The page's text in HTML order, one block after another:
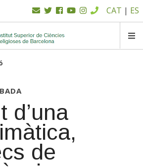
CAT | ES
d’una
de